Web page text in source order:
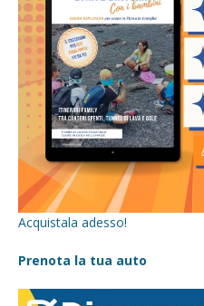
Acquistala adesso!
Prenota la tua auto